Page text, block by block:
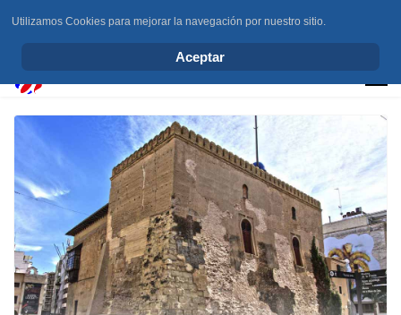
Utilizamos Cookies para mejorar la navegación por nuestro sitio.
Aceptar